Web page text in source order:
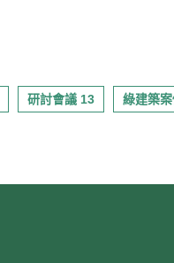
研討會議 13 綠建築